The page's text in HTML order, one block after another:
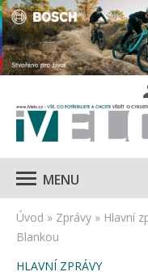
MENU
Úvod » Zprávy » Hlavní
Blankou
HLAVNÍ ZPRÁVY